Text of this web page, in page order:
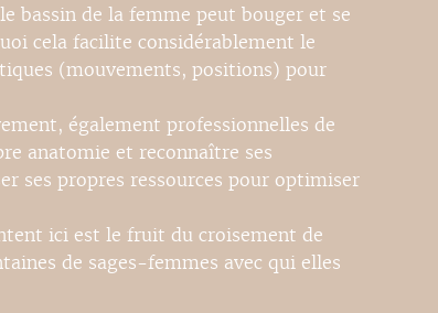
bassin de la femme peut bouger et se
cela facilite considérablement le
(mouvements, positions) pour
également professionnelles de
anatomie et reconnaître ses
ses propres ressources pour optimiser
ici est le fruit du croisement de
de sages-femmes avec qui elles